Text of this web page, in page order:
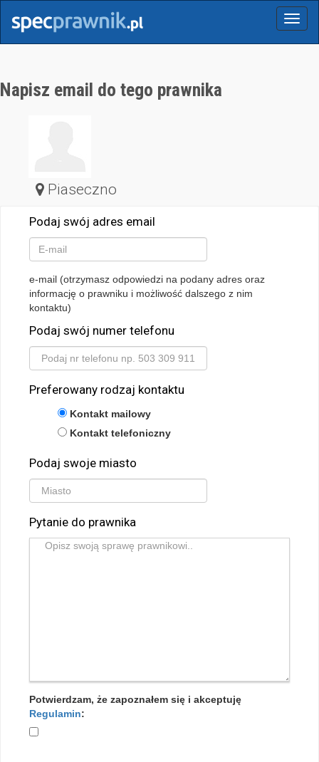
Menu
Napisz email do tego prawnika
Piaseczno
Podaj swój adres email
e-mail (otrzymasz odpowiedzi na podany adres oraz
informację o prawniku i możliwość dalszego z nim
kontaktu)
Podaj swój numer telefonu
Preferowany rodzaj kontaktu
Kontakt mailowy
Kontakt telefoniczny
Podaj swoje miasto
Pytanie do prawnika
Potwierdzam, że zapoznałem się i akceptuję
Regulamin: